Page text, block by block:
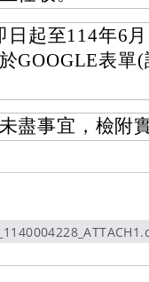
日起至114年6
GOOGLE表單
盡事宜，檢附